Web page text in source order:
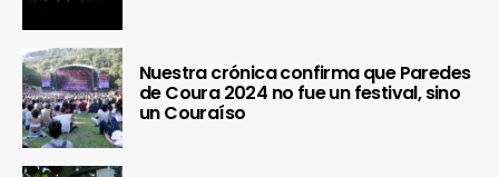
Nuestra crónica confirma que Paredes
de Coura 2024 no fue un festival, sino
un Couraíso